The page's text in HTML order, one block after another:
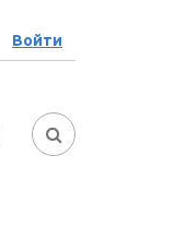
Войти
ФОРМА